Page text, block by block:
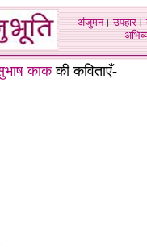
अंजुमन।उपहार।
काक की कविताएँ-